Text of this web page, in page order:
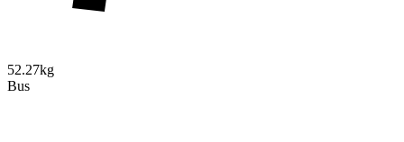
52.27kg
Bus